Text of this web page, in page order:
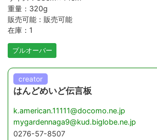
重量：320g
販売可能：販売可能
在庫：1
プルオーバー
creator
はんどめいど伝言板
k.american.11111@docomo.ne.jp
mygardennaga9@kud.biglobe.ne.jp
0276-57-8507